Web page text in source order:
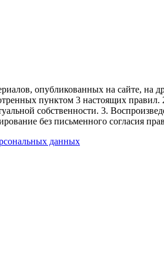
опубликованных на сайте, на
пунктом 3 настоящих правил.
собственности. 3.
без письменного согласия
данных